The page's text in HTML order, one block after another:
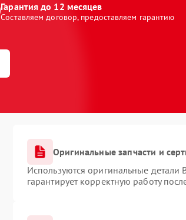
Гарантия до 12 месяцев
Составляем договор, предоставляем гарантию
Оригинальные запчасти и
Используются оригинальные
гарантирует корректную работу